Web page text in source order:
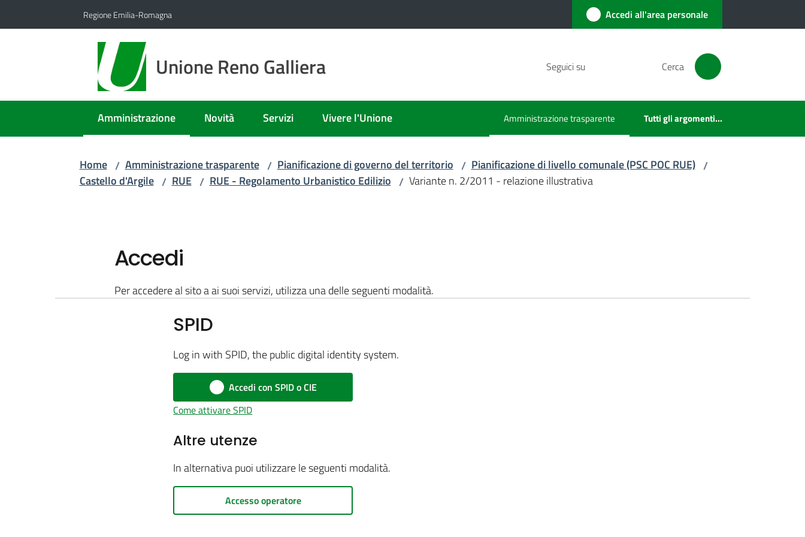
Regione Emilia-Romagna Accedi all'area personale
Unione Reno Galliera Seguici su Cerca
Amministrazione
Menu selezionato Novità Servizi Vivere l'Unione Amministrazione trasparente
Menu selezionato Tutti gli argomenti...
Home / Amministrazione trasparente / Pianificazione di governo del territorio / Pianificazione di livello comunale (PSC POC RUE) /
Castello d'Argile / RUE / RUE - Regolamento Urbanistico Edilizio / Variante n. 2/2011 - relazione illustrativa
Accedi
Per accedere al sito a ai suoi servizi, utilizza una delle seguenti modalità.
SPID
Log in with SPID, the public digital identity system.
Accedi con SPID o CIE
Come attivare SPID
Altre utenze
In alternativa puoi utilizzare le seguenti modalità.
Accesso operatore